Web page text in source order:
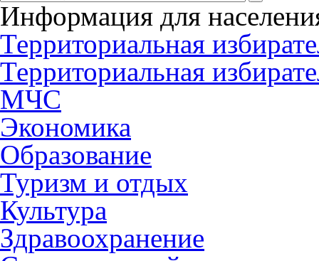
Информация для
Территориальная
Территориальная
МЧС
Экономика
Образование
Туризм и отдых
Культура
Здравоохранение